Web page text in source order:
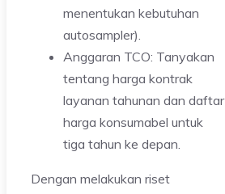
menentukan kebutuhan
autosampler).
Anggaran TCO: Tanyakan
tentang harga kontrak
layanan tahunan dan daftar
harga konsumabel untuk
tiga tahun ke depan.
Dengan melakukan riset